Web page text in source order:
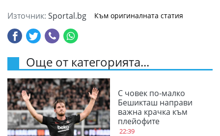
Източник: Sportal.bg Към оригиналната статия
Още от категорията...
С човек по-малко
Бешикташ направи
важна крачка към
плейофите
22:39